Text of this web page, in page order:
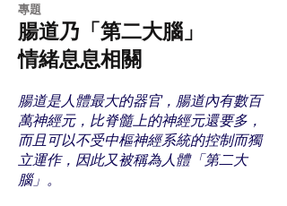
​專題
腸道乃「第二大腦」
情緒息息相關
腸道是人體最大的器官，腸道內有數百
萬神經元，比脊髓上的神經元還要多，
而且可以不受中樞神經系統的控制而獨
立運作，因此又被稱為人體「第二大
腦」。